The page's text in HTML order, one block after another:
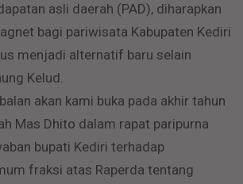
asli daerah (PAD), diharapkan
bagi pariwisata Kabupaten Kediri
menjadi alternatif baru selain
Kelud.
akan kami buka pada akhir tahun
Mas Dhito dalam rapat paripurna
bupati Kediri terhadap
fraksi atas Raperda tentang